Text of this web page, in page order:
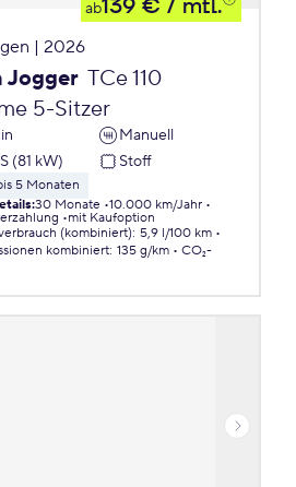
ab139 € / mtl.
| 2026
Jogger TCe 110
5-Sitzer
Manuell
(81 kW)
Stoff
5 Monaten
:30 Monate 10.000 km/Jahr
mit Kaufoption
(kombiniert): 5,9 l/100 km
kombiniert: 135 g/km
CO₂-